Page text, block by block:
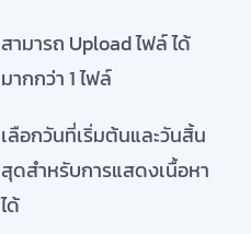
สามารถ Upload ไฟล์ ได้
มากกว่า 1 ไฟล์
เลือกวันที่เริ่มต้นและวันสิ้น
สุดสำหรับการแสดงเนื้อหา
ได้